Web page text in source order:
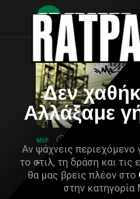
Δεν
Αλλάξαμε
Αν ψάχνεις περιεχόμενο
το στιλ, τη δράση και τις
θα μας βρεις πλέον στο
στην κατηγορία